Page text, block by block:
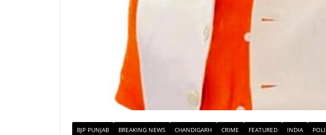
BJP PUNJAB BREAKING NEWS CHANDIGARH CRIME FEATURED INDIA